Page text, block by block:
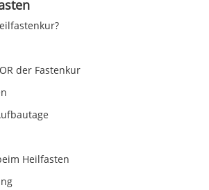
der Fastenkur
Heilfasten